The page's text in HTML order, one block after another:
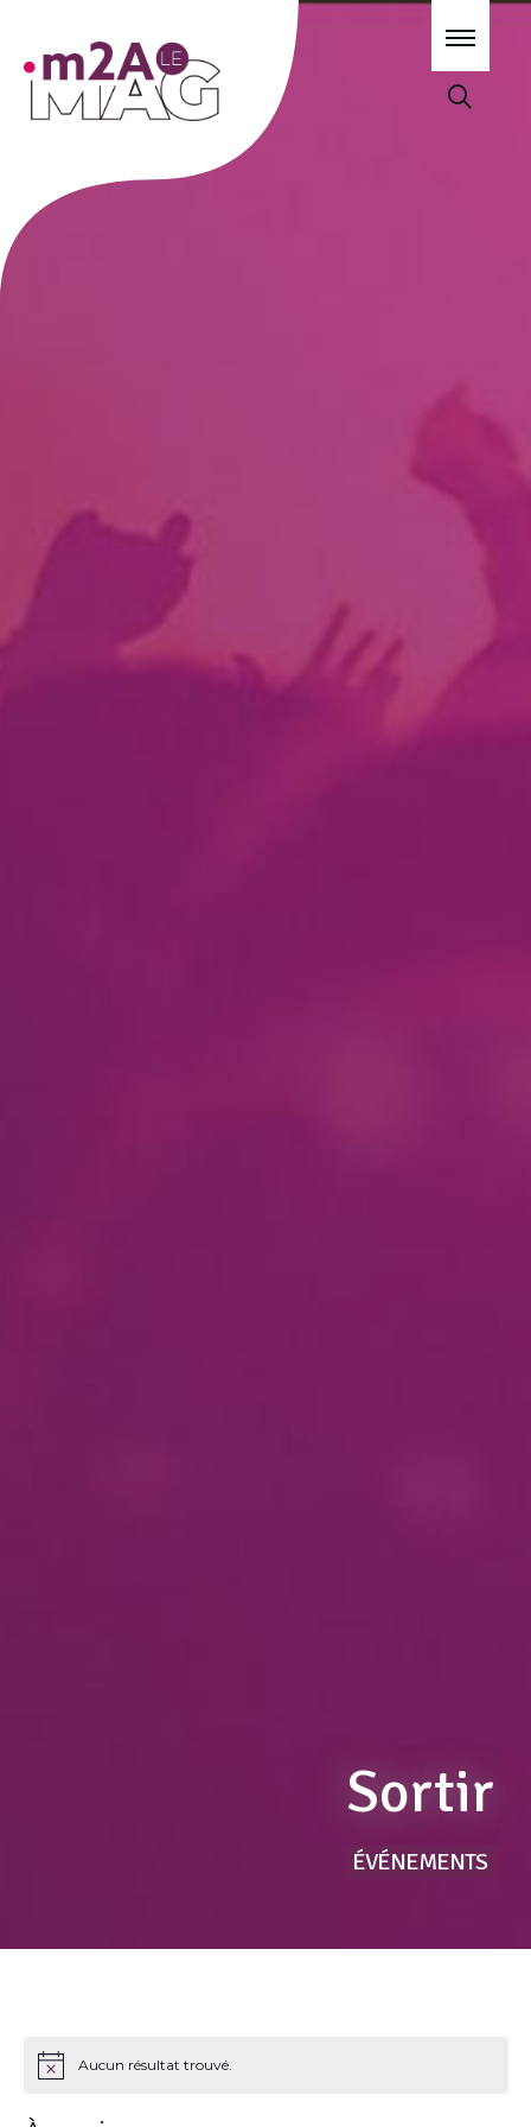
Sortir
ÉVÉNEMENTS
Aucun résultat trouvé.